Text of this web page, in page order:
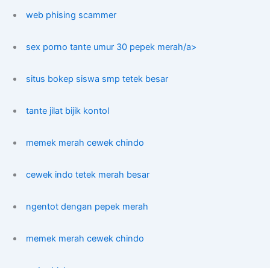
web phising scammer
sex porno tante umur 30 pepek merah/a>
situs bokep siswa smp tetek besar
tante jilat bijik kontol
memek merah cewek chindo
cewek indo tetek merah besar
ngentot dengan pepek merah
memek merah cewek chindo